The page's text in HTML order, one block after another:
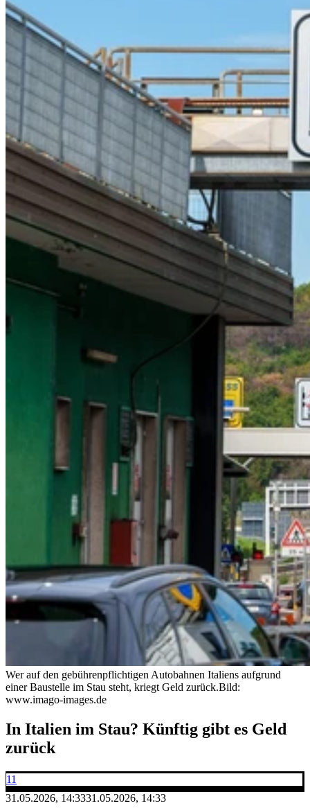
Wer auf den gebührenpflichtigen Autobahnen Italiens aufgrund
einer Baustelle im Stau steht, kriegt Geld zurück.Bild:
www.imago-images.de
In Italien im Stau? Künftig gibt es Geld
zurück
11
31.05.2026, 14:3331.05.2026, 14:33